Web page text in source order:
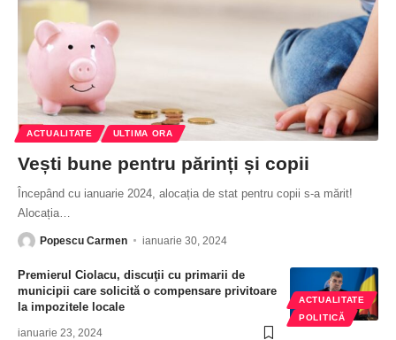
ACTUALITATE ULTIMA ORA
Vești bune pentru părinți și copii
Începând cu ianuarie 2024, alocația de stat pentru copii s-a mărit!
Alocația
Popescu Carmen ianuarie 30, 2024
ACTUALITATE
POLITICĂ
Premierul Ciolacu, discuţii cu primarii de
municipii care solicită o compensare privitoare
la impozitele locale
ianuarie 23, 2024